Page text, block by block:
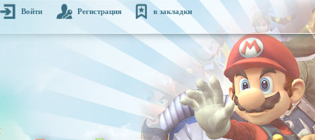
Войти Регистрация в закладки